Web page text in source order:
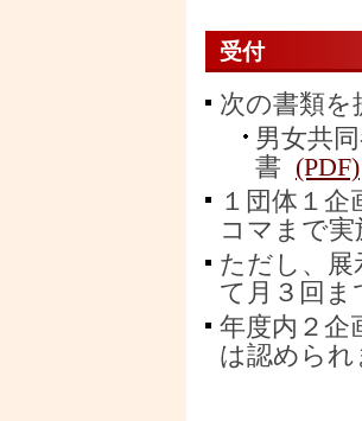
受付
次の書類
男女共
書 (PDF)
１団体１
コマまで
ただし、展
て月３回ま
年度内２企
は認めら